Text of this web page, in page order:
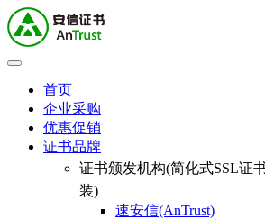
首页
企业采购
优惠促销
证书品牌
证书颁发机构(简化式SSL证
装)
速安信(AnTrust)